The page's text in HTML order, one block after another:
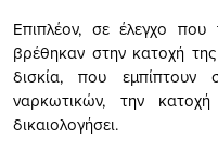
Επιπλέον, σε έλεγχο που
βρέθηκαν στην κατοχή
δισκία, που εμπίπτουν
ναρκωτικών, την
δικαιολογήσει.